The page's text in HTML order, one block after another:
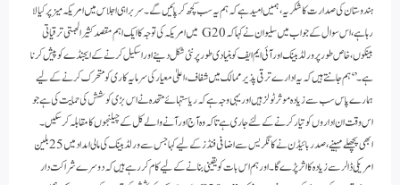
ہندوستان کی صدارت کا شکریہ، ہمیں امید ہے کہ ہم یہ سب کچھ کر پائیں گے۔سربراہی اجلاس میں امریکہ میز پر کیا لا
رہا ہے ،اس سوال کے جواب میں سلیوان نے کہا کہ G20 میں امریکہ کی توجہ کا ایک اہم مقصد کثیرالجہتی ترقیاتی
بینکوں، خاص طور پر ورلڈ بینک اور آئی ایم ایف کو بنیادی طور پر نئی شکل دینے اور اسکیل کرنے کے ایجنڈے کو پیش کرنا
ہے۔’ ‘ہم جانتے ہیں کہ یہ ادارے ترقی پذیر ممالک میں شفاف، اعلیٰ معیار کی سرمایہ کاری کو متحرک کرنے کے لیے
ہمارے پاس سب سے زیادہ موثر ٹولز ہیں اور یہی وجہ ہے کہ ریاستہائے متحدہ نے اس بڑی کوشش کی حمایت کی ہے جو
اس وقت ان اداروں کو تیار کرنے کے لئے جاری ہے تاکہ وہ آج اور آنے والے کل کے چیلنجوں کا مقابلہ کر سکیں۔
ابھی پچھلے مہینے، صدر بائیڈن نے کانگریس سے اضافی فنڈز کے لیے کہا جس سے ورلڈ بینک کی مالی امداد میں 25 بلین
امریکی ڈالر سے زیادہ کا اثر پڑے گا۔اور ہم اس بات کو یقینی بنانے کے لیے کام کر رہے ہیں کہ دوسرے شراکت دار